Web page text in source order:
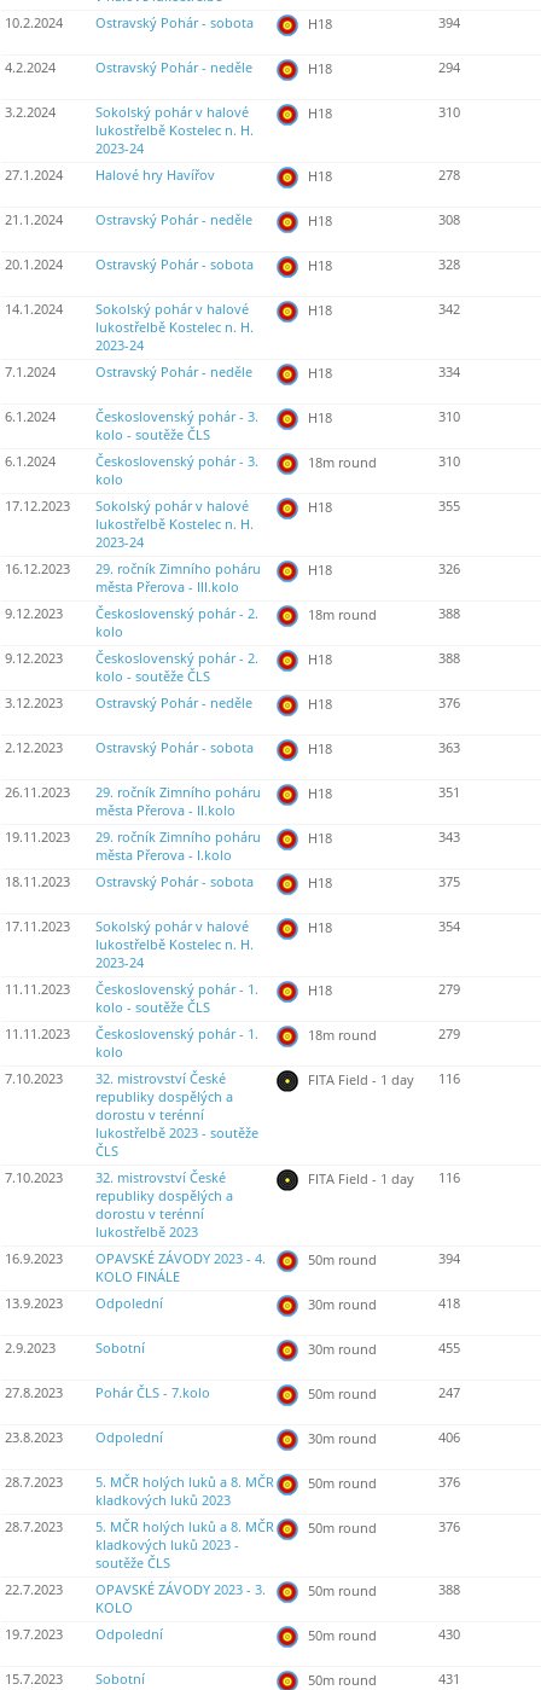
10.2.2024
Ostravský Pohár - sobota H18 394
4.2.2024 Ostravský Pohár - neděle H18 294
3.2.2024
Sokolský pohár v halové
lukostřelbě Kostelec n. H.
2023-24
H18 310
27.1.2024 Halové hry Havířov H18 278
21.1.2024 Ostravský Pohár - neděle H18 308
20.1.2024 Ostravský Pohár - sobota H18 328
14.1.2024
Sokolský pohár v halové
lukostřelbě Kostelec n. H.
2023-24
H18 342
7.1.2024 Ostravský Pohár - neděle H18 334
6.1.2024
Československý pohár - 3.
kolo - soutěže ČLS
H18 310
6.1.2024
Československý pohár - 3.
kolo
18m round 310
17.12.2023
Sokolský pohár v halové
lukostřelbě Kostelec n. H.
2023-24
H18 355
16.12.2023
29. ročník Zimního poháru
města Přerova - III.kolo
H18 326
9.12.2023
Československý pohár - 2.
kolo
18m round 388
9.12.2023
Československý pohár - 2.
kolo - soutěže ČLS
H18 388
3.12.2023 Ostravský Pohár - neděle H18 376
2.12.2023 Ostravský Pohár - sobota H18 363
26.11.2023
29. ročník Zimního poháru
města Přerova - II.kolo
H18 351
19.11.2023
29. ročník Zimního poháru
města Přerova - I.kolo
H18 343
18.11.2023 Ostravský Pohár - sobota H18 375
17.11.2023
Sokolský pohár v halové
lukostřelbě Kostelec n. H.
2023-24
H18 354
11.11.2023
Československý pohár - 1.
kolo - soutěže ČLS
H18 279
11.11.2023
Československý pohár - 1.
kolo
18m round 279
7.10.2023
32. mistrovství České
republiky dospělých a
dorostu v terénní
lukostřelbě 2023 - soutěže
ČLS
FITA Field - 1 day 116
7.10.2023
32. mistrovství České
republiky dospělých a
dorostu v terénní
lukostřelbě 2023
FITA Field - 1 day 116
16.9.2023
OPAVSKÉ ZÁVODY 2023 - 4.
KOLO FINÁLE
50m round 394
13.9.2023 Odpolední 30m round 418
2.9.2023 Sobotní 30m round 455
27.8.2023 Pohár ČLS - 7.kolo 50m round 247
23.8.2023 Odpolední 30m round 406
28.7.2023
5. MČR holých luků a 8. MČR
kladkových luků 2023
50m round 376
28.7.2023
5. MČR holých luků a 8. MČR
kladkových luků 2023 -
soutěže ČLS
50m round 376
22.7.2023
OPAVSKÉ ZÁVODY 2023 - 3.
KOLO
50m round 388
19.7.2023 Odpolední 50m round 430
15.7.2023 Sobotní 50m round 431